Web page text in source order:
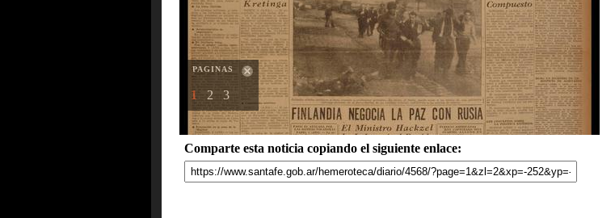
PAGINAS
1 2 3
Comparte esta noticia copiando el siguiente enlace: